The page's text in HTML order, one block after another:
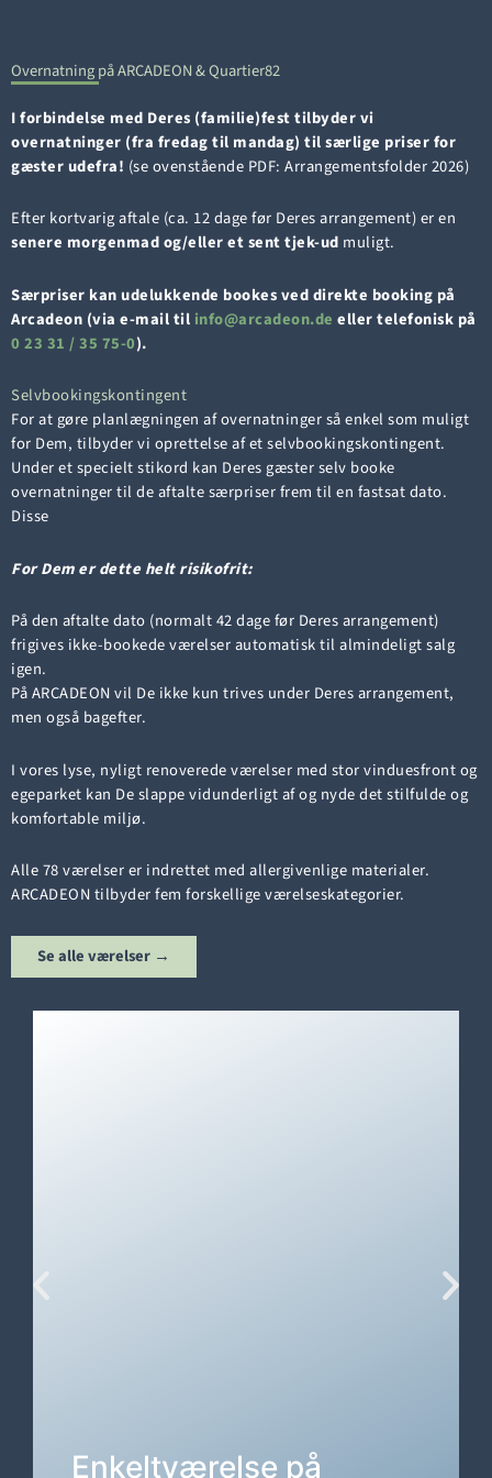
Overnatning på ARCADEON & Quartier82
I forbindelse med Deres (familie)fest tilbyder vi
overnatninger (fra fredag til mandag) til særlige priserfor
gæster udefra! (se ovenstående PDF: Arrangementsfolder 2026)
Efter kortvarig aftale (ca. 12 dage før Deres arrangement) er en
senere morgenmad og/eller et sent tjek-ud muligt.
Særpriser kan udelukkende bookes ved direkte booking på
Arcadeon (via e-mail til
ed.no
edacr
a@ofn
i
eller telefonisk på
0 23 31 / 35 75-0).
Selvbookingskontingent
For at gøre planlægningen af overnatninger så enkel som muligt
for Dem, tilbyder vi oprettelse af et selvbookingskontingent.
Under et specielt stikord kan Deres gæster selv booke
overnatninger til de aftalte særpriser frem til en fastsat dato.
Disse
For Dem er dette helt risikofrit:
På den aftalte dato (normalt 42 dage før Deres arrangement)
frigives ikke-bookede værelser automatisk til almindeligt salg
igen.
På ARCADEON vil De ikke kun trives under Deres arrangement,
men også bagefter.
I vores lyse, nyligt renoverede værelser med stor vinduesfront og
egeparket kan De slappe vidunderligt af og nyde det stilfulde og
komfortable miljø.
Alle 78 værelser er indrettet med allergivenlige materialer.
ARCADEON tilbyder fem forskellige værelseskategorier.
Se alle værelser →
Enkeltværelse på